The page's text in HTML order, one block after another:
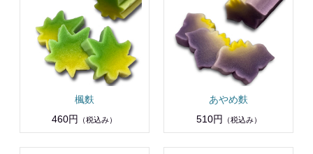
楓麩
460円
（税込み）
あやめ麩
510円
（税込み）